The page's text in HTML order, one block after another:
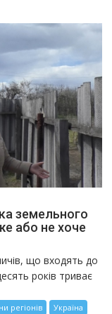
земельного
або не хоче
що входять до
років триває
регіонів Україна